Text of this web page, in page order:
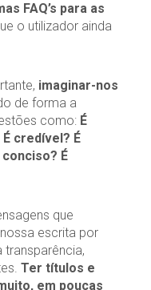
FAQ’s para as
o utilizador ainda
imaginar-nos
de forma a
como: É
credível? É
É
que
escrita por
Ter títulos e
em poucas